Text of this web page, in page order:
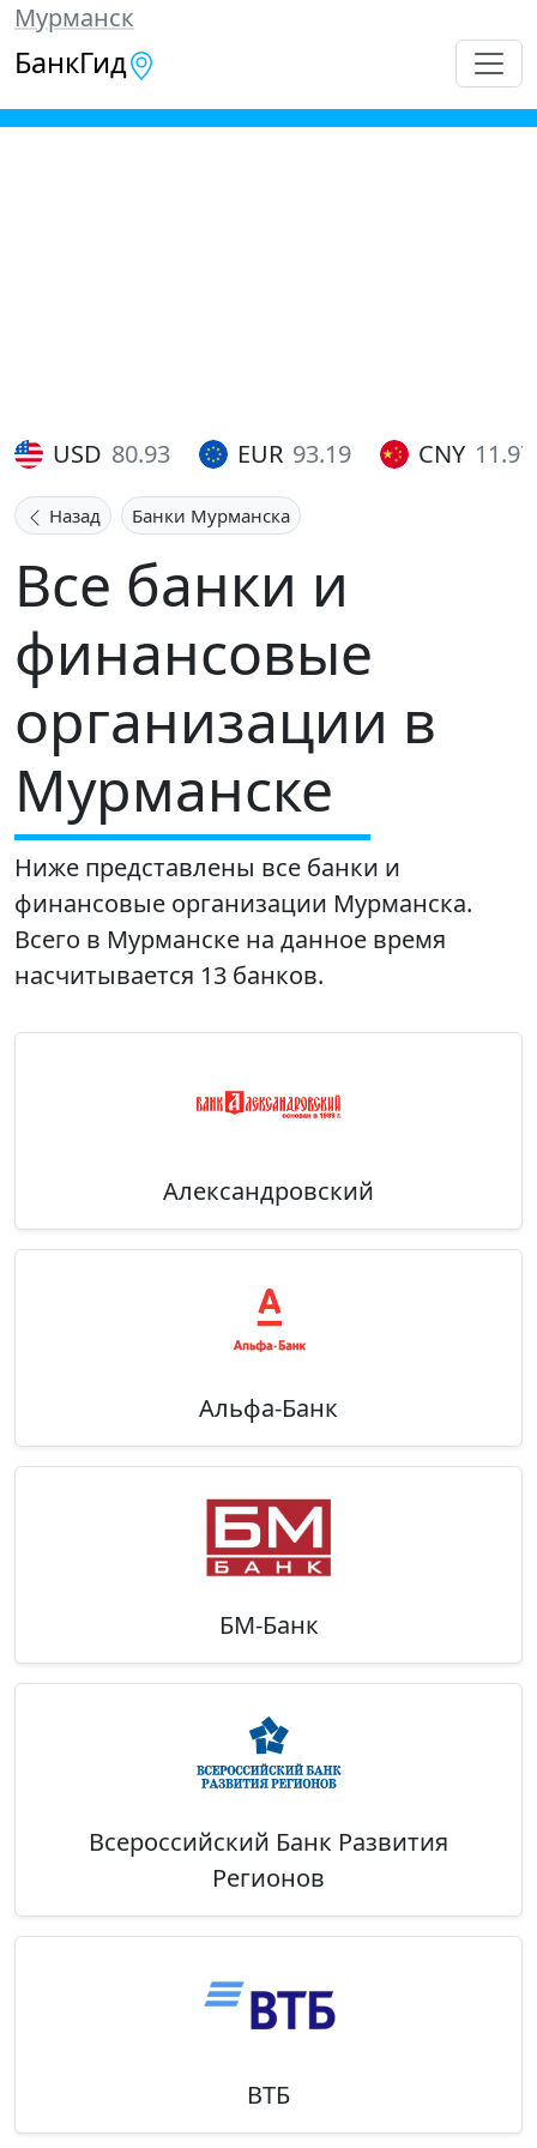
Мурманск
БанкГид
USD 80.93 EUR 93.19 CNY 11.97
Назад Банки Мурманска
Все банки и
финансовые
организации в
Мурманске
Ниже представлены все банки и
финансовые организации Мурманска.
Всего в Мурманске на данное время
насчитывается 13 банков.
Александровский
Альфа-Банк
БМ-Банк
Всероссийский Банк Развития
Регионов
ВТБ